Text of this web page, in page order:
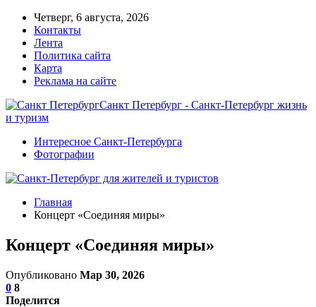
Четверг, 6 августа, 2026
Контакты
Лента
Политика сайта
Карта
Реклама на сайте
Санкт Петербург - Санкт-Петербург жизнь
и туризм
Интересное Санкт-Петербурга
Фотографии
Главная
Концерт «Соединяя миры»
Концерт «Соединяя миры»
Опубликовано Мар 30, 2026
0 8
Поделится